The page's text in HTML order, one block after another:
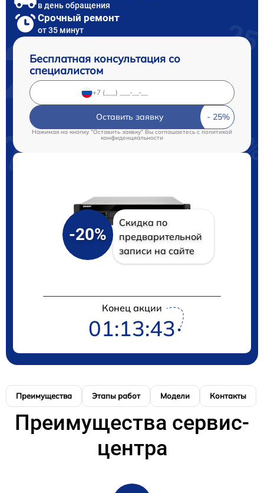
в день обращения
Срочный ремонт
от 35 минут
Бесплатная консультация со
специалистом
Оставить заявку
Нажимая на кнопку "Оставить заявку" Вы соглашаетесь cполитикой
конфиденциальности
-20%
Скидка по
предварительной
записи на сайте
Конец акции
01:13:43
Преимущества Этапы работ Модели Контакты
Преимущества сервис-
центра